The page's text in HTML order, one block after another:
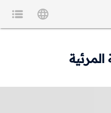
المرئية